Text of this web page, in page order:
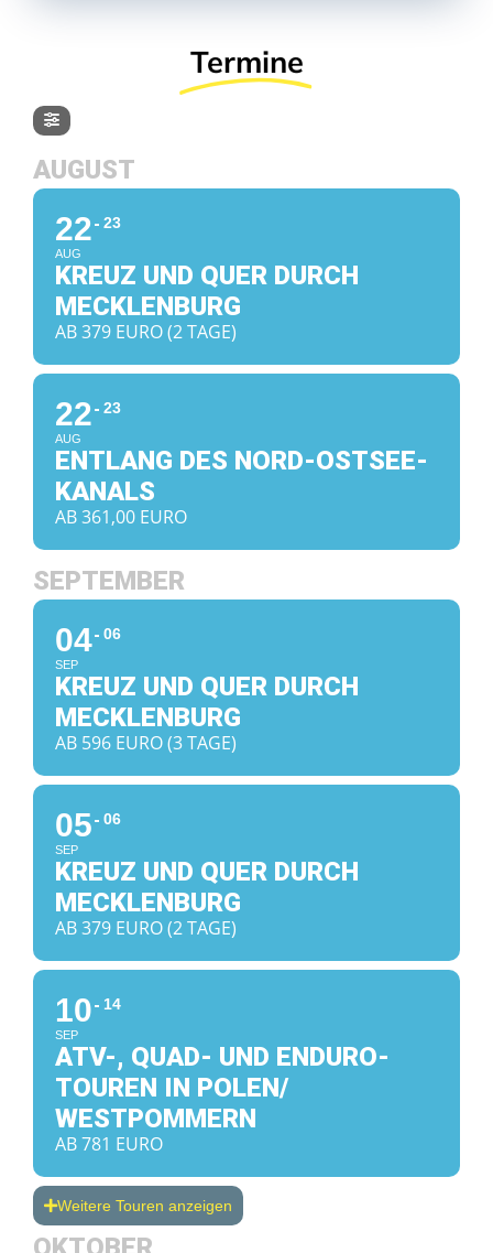
Termine
AUGUST
22
AUG
23
KREUZ UND QUER DURCH
MECKLENBURG
AB 379 EURO (2 TAGE)
22
AUG
23
ENTLANG DES NORD-OSTSEE-
KANALS
AB 361,00 EURO
SEPTEMBER
04
SEP
06
KREUZ UND QUER DURCH
MECKLENBURG
AB 596 EURO (3 TAGE)
05
SEP
06
KREUZ UND QUER DURCH
MECKLENBURG
AB 379 EURO (2 TAGE)
10
SEP
14
ATV-, QUAD- UND ENDURO-
TOUREN IN POLEN/
WESTPOMMERN
AB 781 EURO
Weitere Touren anzeigen